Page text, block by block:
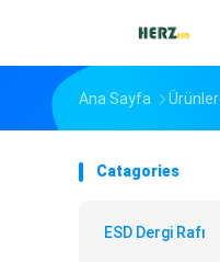
Ana Sayfa Ürünler
Catagories
ESD Dergi Rafı